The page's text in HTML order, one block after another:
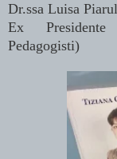
Dr.ssa Luisa
Ex Presidente
Pedagogisti)